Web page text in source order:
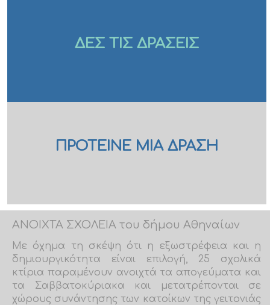
ΔΕΣ ΤΙΣ ΔΡΑΣΕΙΣ
ΠΡΟΤΕΙΝΕ ΜΙΑ ΔΡΑΣΗ
ΑΝΟΙΧΤΑ ΣΧΟΛΕΙΑ του δήμου Αθηναίων
Με όχημα τη σκέψη ότι η εξωστρέφεια και η
δημιουργικότητα είναι επιλογή, 25 σχολικά
κτίρια παραμένουν ανοιχτά τα απογεύματα και
τα Σαββατοκύριακα και μετατρέπονται σε
χώρους συνάντησης των κατοίκων της γειτονιάς